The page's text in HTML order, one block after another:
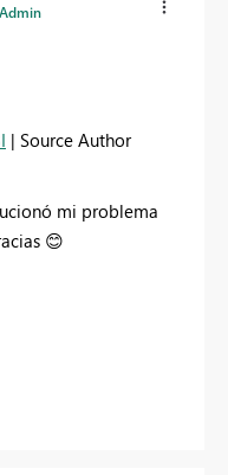
| Source Author
mi problema
😊